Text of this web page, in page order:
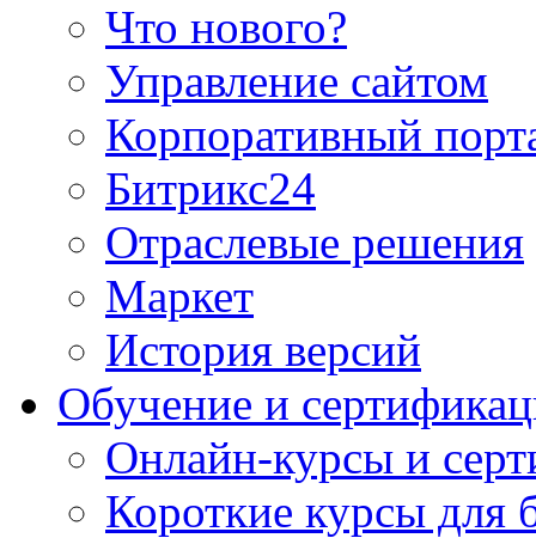
Что нового?
Управление сайтом
Корпоративный
Битрикс24
Отраслевые решения
Маркет
История версий
Обучение и
Онлайн-курсы и
Короткие курсы для